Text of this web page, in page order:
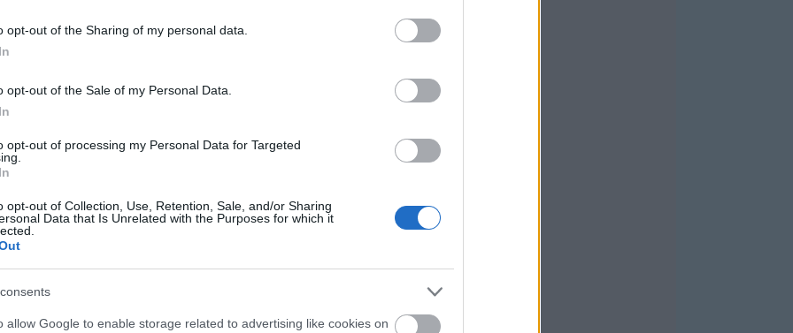
opt-out of the Sharing of my personal data.
opt-out of the Sale of my Personal Data.
opt-out of processing my Personal Data for Targeted
opt-out of Collection, Use, Retention, Sale, and/or Sharing
Data that Is Unrelated with the Purposes for which it
allow Google to enable storage related to advertising like cookies on
magában foglalja az önismeret növelését, az
kommunikációs és interperszonális készségek
környezetére is pozitív hatást gyakorol,
gazdagításához.
és viselkedésminták meghatározóak abban,
ARCHÍVUM
2026 június
2026 május
2026 március
2026 február
2025 november
2025 október
Tovább...
EGYÉB